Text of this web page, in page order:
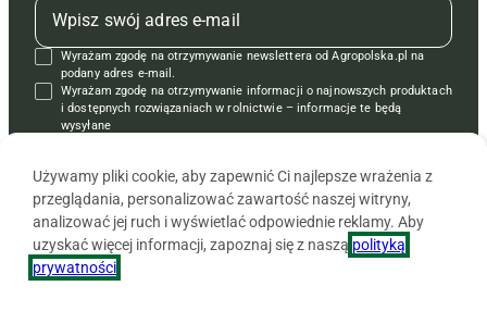
Regulamin
Polityka prywatności
Kontakt
Reklama
Kontakt
Krzyżówki
Regulamin
Wyrażam zgodę na otrzymywanie newslettera od Agropolska.pl na
podany adres e-mail.
Wyrażam zgodę na otrzymywanie informacji o najnowszych produktach
i dostępnych rozwiązaniach w rolnictwie – informacje te będą
wysyłane
Używamy pliki cookie, aby zapewnić Ci najlepsze wrażenia z
przeglądania, personalizować zawartość naszej witryny,
analizować jej ruch i wyświetlać odpowiednie reklamy. Aby
uzyskać więcej informacji, zapoznaj się z naszą polityką
prywatności